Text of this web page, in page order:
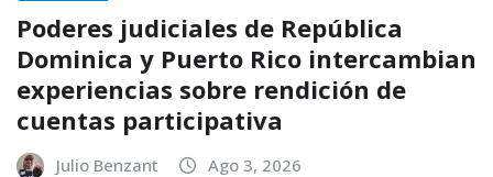
Poderes judiciales de República
Dominica y Puerto Rico intercambian
experiencias sobre rendición de
cuentas participativa
Julio Benzant Ago 3, 2026